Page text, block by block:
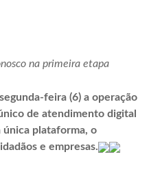
na primeira etapa
feira (6) a operação
de atendimento digital
única plataforma, o
e empresas.